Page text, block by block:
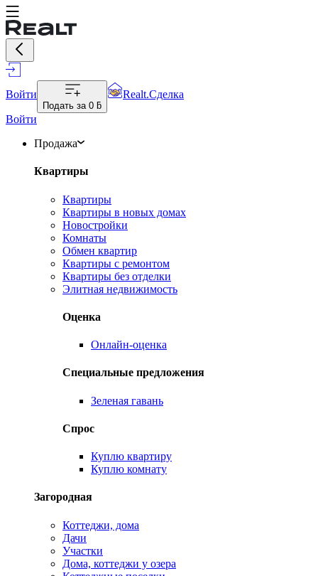
Войти
Подать за 0 ƃ
Realt.Сделка
Войти
Продажа
Квартиры
Квартиры
Квартиры в новых домах
Новостройки
Комнаты
Обмен квартир
Квартиры с ремонтом
Квартиры без отделки
Элитная недвижимость
Оценка
Онлайн-оценка
Специальные предложения
Зеленая гавань
Спрос
Куплю квартиру
Куплю комнату
Загородная
Коттеджи, дома
Дачи
Участки
Дома, коттеджи у озера